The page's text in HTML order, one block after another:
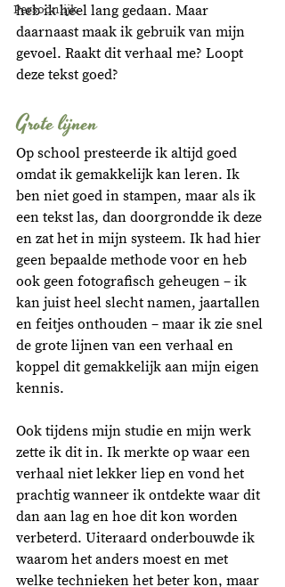
Persoonlijk
heb ik heel lang gedaan. Maar
daarnaast maak ik gebruik van mijn
gevoel. Raakt dit verhaal me? Loopt
deze tekst goed?
Grote lijnen
Op school presteerde ik altijd goed
omdat ik gemakkelijk kan leren. Ik
ben niet goed in stampen, maar als ik
een tekst las, dan doorgrondde ik deze
en zat het in mijn systeem. Ik had hier
geen bepaalde methode voor en heb
ook geen fotografisch geheugen – ik
kan juist heel slecht namen, jaartallen
en feitjes onthouden – maar ik zie snel
de grote lijnen van een verhaal en
koppel dit gemakkelijk aan mijn eigen
kennis.
Ook tijdens mijn studie en mijn werk
zette ik dit in. Ik merkte op waar een
verhaal niet lekker liep en vond het
prachtig wanneer ik ontdekte waar dit
dan aan lag en hoe dit kon worden
verbeterd. Uiteraard onderbouwde ik
waarom het anders moest en met
welke technieken het beter kon, maar